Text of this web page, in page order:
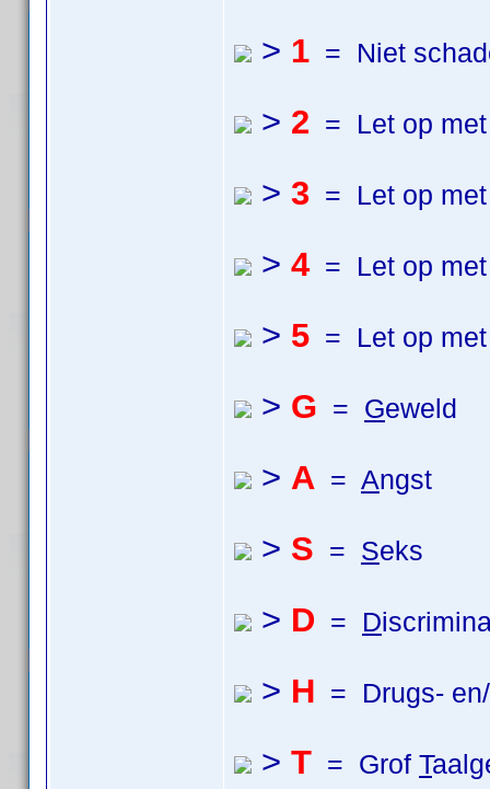
> 1 = Niet
> 2 = Let op
> 3 = Let op
> 4 = Let op
> 5 = Let op
> G = Geweld
> A = Angst
> S = Seks
> D = D
> H = Drugs-
> T = Grof T